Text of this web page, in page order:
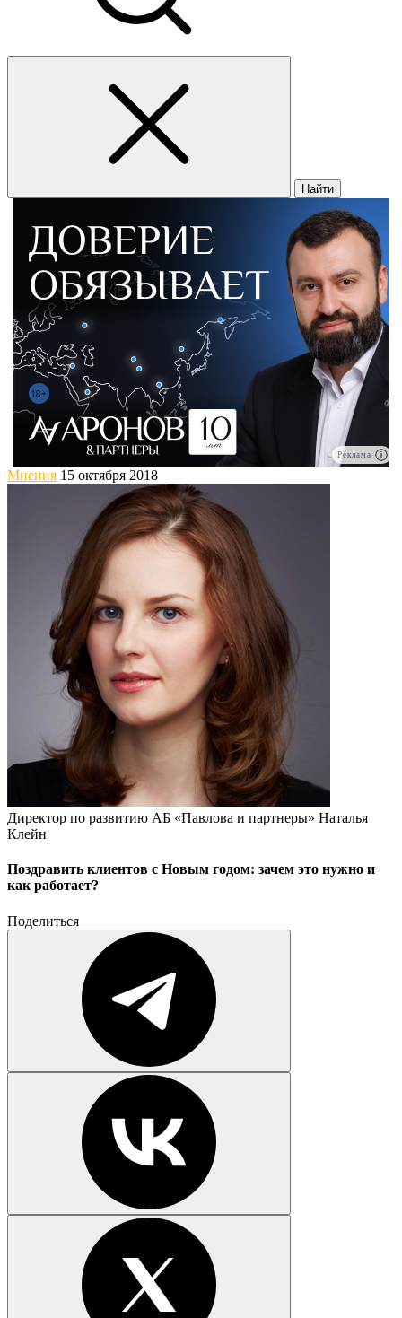
Найти
Реклама
Мнения 15 октября 2018
Директор по развитию АБ «Павлова и партнеры» Наталья
Клейн
Поздравить клиентов с Новым годом: зачем это нужно и
как работает?
Поделиться